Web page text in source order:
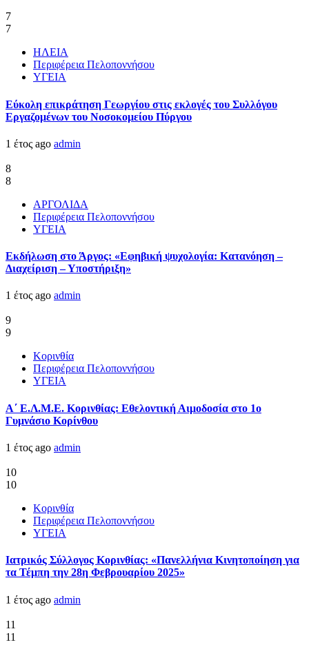
7
7
ΗΛΕΙΑ
Περιφέρεια Πελοποννήσου
ΥΓΕΙΑ
Εύκολη επικράτηση Γεωργίου στις εκλογές του Συλλόγου
Εργαζομένων του Νοσοκομείου Πύργου
1 έτος ago admin
8
8
ΑΡΓΟΛΙΔΑ
Περιφέρεια Πελοποννήσου
ΥΓΕΙΑ
Εκδήλωση στο Άργος: «Εφηβική ψυχολογία: Κατανόηση –
Διαχείριση – Υποστήριξη»
1 έτος ago admin
9
9
Κορινθία
Περιφέρεια Πελοποννήσου
ΥΓΕΙΑ
Α΄ Ε.Λ.Μ.Ε. Κορινθίας: Εθελοντική Αιμοδοσία στο 1ο
Γυμνάσιο Κορίνθου
1 έτος ago admin
10
10
Κορινθία
Περιφέρεια Πελοποννήσου
ΥΓΕΙΑ
Ιατρικός Σύλλογος Κορινθίας: «Πανελλήνια Κινητοποίηση για
τα Τέμπη την 28η Φεβρουαρίου 2025»
1 έτος ago admin
11
11